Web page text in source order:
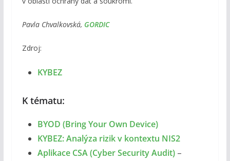
Pavla Chvalkovská, GORDIC
Zdroj:
KYBEZ
K tématu:
BYOD (Bring Your Own Device)
KYBEZ: Analýza rizik v kontextu NIS2
Aplikace CSA (Cyber Security Audit)–